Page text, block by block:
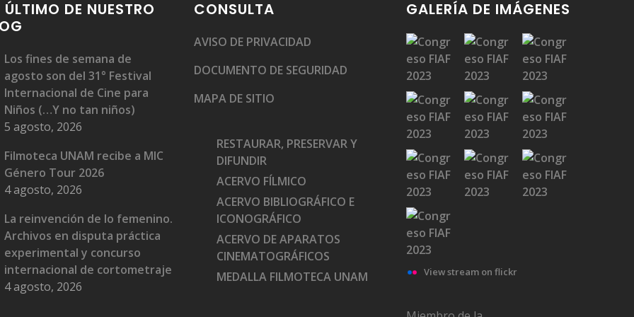
ÚLTIMO DE NUESTRO
Los fines de semana de
agosto son del 31° Festival
Internacional de Cine para
Niños (…Y no tan niños)
5 agosto, 2026
Filmoteca UNAM recibe a MIC
Género Tour 2026
4 agosto, 2026
La reinvención de lo femenino.
Archivos en disputa práctica
experimental y concurso
internacional de cortometraje
4 agosto, 2026
CONSULTA
AVISO DE PRIVACIDAD
DOCUMENTO DE SEGURIDAD
MAPA DE SITIO
RESTAURAR, PRESERVAR Y
DIFUNDIR
ACERVO FÍLMICO
ACERVO BIBLIOGRÁFICO E
ICONOGRÁFICO
ACERVO DE APARATOS
CINEMATOGRÁFICOS
MEDALLA FILMOTECA UNAM
GALERÍA DE IMÁGENES
View stream on flickr